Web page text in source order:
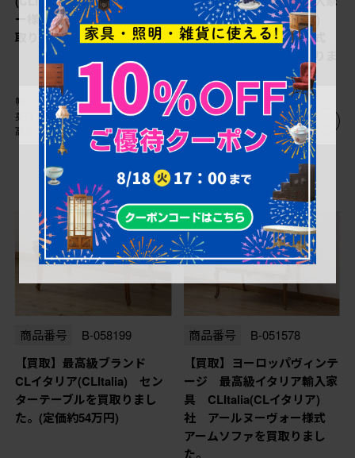
ー様式 1人掛けソファを買
取りました。
幅：0㎜
奥行：0㎜
高さ：0㎜
具 CLItalia(CLイタリア)
社 アールヌーヴォー様式
センターテーブルを買取りま
幅：0㎜
奥行：0㎜
高さ：0㎜
商品番号 B-058199
【買取】最高級ブランド
CLイタリア(CLItalia) セン
ターテーブルを買取りまし
た。(定価約54万円)
商品番号 B-051578
【買取】ヨーロッパヴィンテ
ージ 最高級イタリア輸入家
具 CLItalia(CLイタリア)
社 アールヌーヴォー様式
アームソファを買取りまし
た。